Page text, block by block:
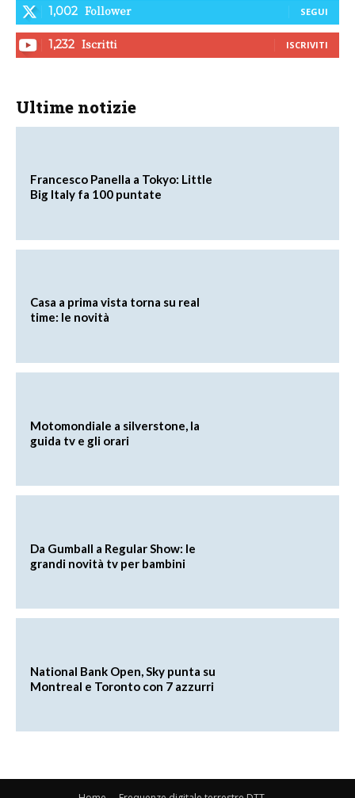
1,002 Follower SEGUI
1,232 Iscritti ISCRIVITI
Ultime notizie
Francesco Panella a Tokyo: Little
Big Italy fa 100 puntate
Casa a prima vista torna su real
time: le novità
Motomondiale a silverstone, la
guida tv e gli orari
Da Gumball a Regular Show: le
grandi novità tv per bambini
National Bank Open, Sky punta su
Montreal e Toronto con 7 azzurri